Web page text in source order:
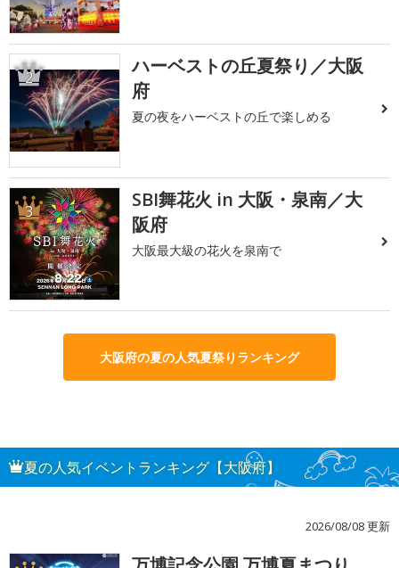
2
ハーベストの丘夏祭り／大阪
府
夏の夜をハーベストの丘で楽しめる
3
SBI舞花火 in 大阪・泉南／大
阪府
大阪最大級の花火を泉南で
大阪府の夏の人気夏祭りランキング
夏の人気イベントランキング【大阪府】
2026/08/08 更新